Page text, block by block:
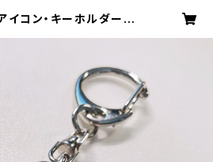
イコン・キーホルダー |